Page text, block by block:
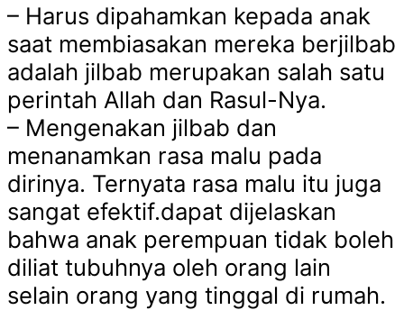
– Harus dipahamkan kepada anak
saat membiasakan mereka berjilbab
adalah jilbab merupakan salah satu
perintah Allah dan Rasul-Nya.
– Mengenakan jilbab dan
menanamkan rasa malu pada
dirinya. Ternyata rasa malu itu juga
sangat efektif.dapat dijelaskan
bahwa anak perempuan tidak boleh
diliat tubuhnya oleh orang lain
selain orang yang tinggal di rumah.